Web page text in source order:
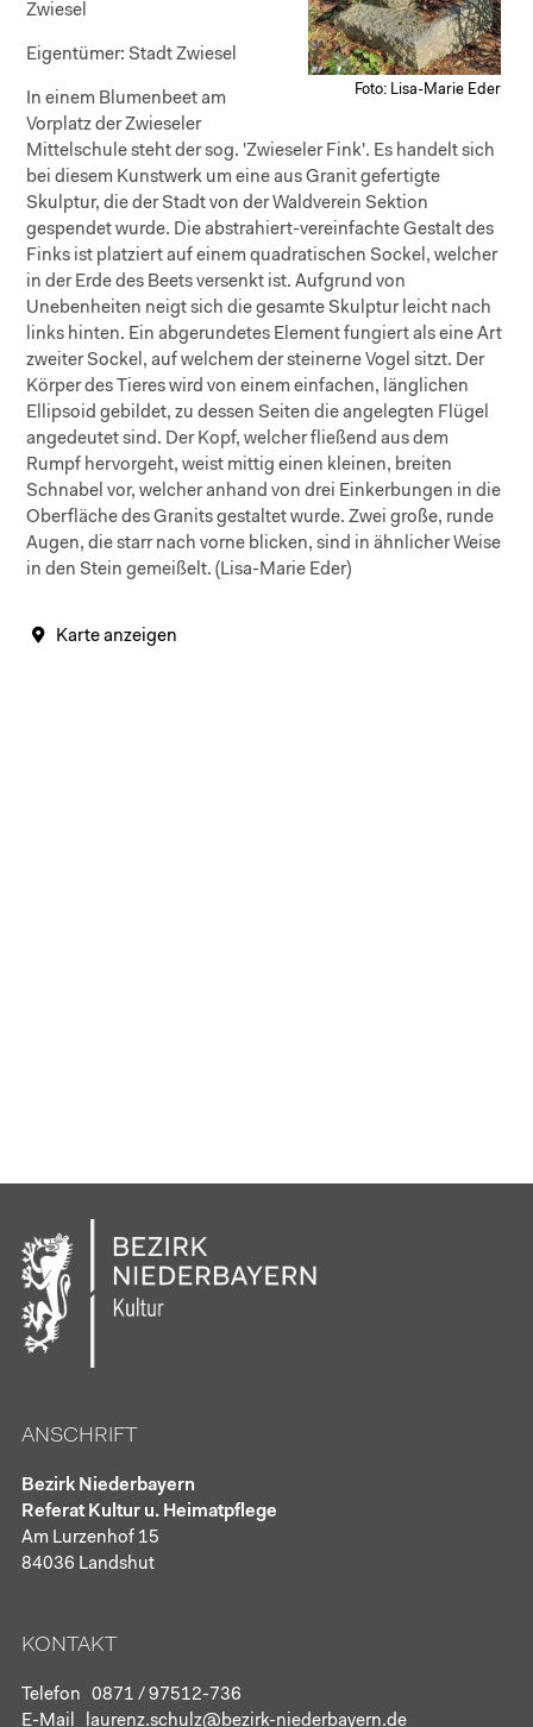
Foto: Lisa-Marie Eder
Zwiesel
Eigentümer: Stadt Zwiesel
In einem Blumenbeet am
Vorplatz der Zwieseler
Mittelschule steht der sog. 'Zwieseler Fink'. Es handelt sich
bei diesem Kunstwerk um eine aus Granit gefertigte
Skulptur, die der Stadt von der Waldverein Sektion
gespendet wurde. Die abstrahiert-vereinfachte Gestalt des
Finks ist platziert auf einem quadratischen Sockel, welcher
in der Erde des Beets versenkt ist. Aufgrund von
Unebenheiten neigt sich die gesamte Skulptur leicht nach
links hinten. Ein abgerundetes Element fungiert als eine Art
zweiter Sockel, auf welchem der steinerne Vogel sitzt. Der
Körper des Tieres wird von einem einfachen, länglichen
Ellipsoid gebildet, zu dessen Seiten die angelegten Flügel
angedeutet sind. Der Kopf, welcher fließend aus dem
Rumpf hervorgeht, weist mittig einen kleinen, breiten
Schnabel vor, welcher anhand von drei Einkerbungen in die
Oberfläche des Granits gestaltet wurde. Zwei große, runde
Augen, die starr nach vorne blicken, sind in ähnlicher Weise
in den Stein gemeißelt. (Lisa-Marie Eder)
Karte anzeigen
ANSCHRIFT
Bezirk Niederbayern
Referat Kultur u. Heimatpflege
Am Lurzenhof 15
84036 Landshut
KONTAKT
Telefon 0871 / 97512-736
E-Mail
laurenz.schulz@bezirk-niederbayern.de